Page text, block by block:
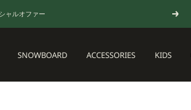
ャルオファー
次
へ
SNOWBOARD ACCESSORIES KIDS